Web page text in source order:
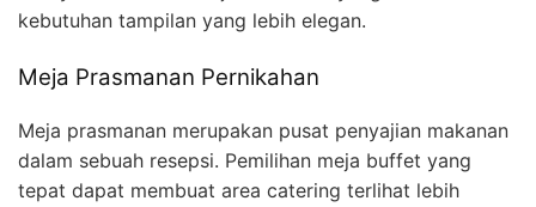
kebutuhan tampilan yang lebih elegan.
Meja Prasmanan Pernikahan
Meja prasmanan merupakan pusat penyajian makanan
dalam sebuah resepsi. Pemilihan meja buffet yang
tepat dapat membuat area catering terlihat lebih